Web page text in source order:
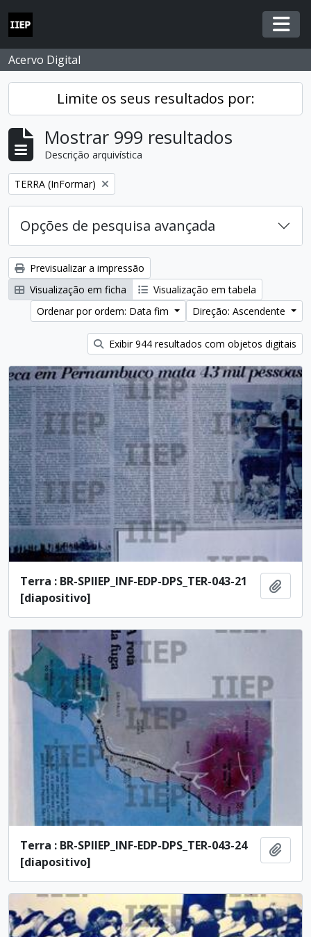
Skip to main content
Acervo Digital
Limite os seus resultados por:
Mostrar 999 resultados
Descrição arquivística
Remover filtro:
TERRA (InFormar)
Opções de pesquisa avançada
Previsualizar a impressão
Visualização em ficha
Visualização em tabela
Ordenar por ordem: Data fim
Direção: Ascendente
Exibir 944 resultados com objetos digitais
Terra : BR-SPIIEP_INF-EDP-DPS_TER-043-21
[diapositivo]
Terra : BR-SPIIEP_INF-EDP-DPS_TER-043-24
[diapositivo]